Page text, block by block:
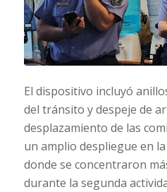
El dispositivo incluyó
del tránsito y despeje de
desplazamiento de las
un amplio despliegue en
donde se concentraron
durante la segunda